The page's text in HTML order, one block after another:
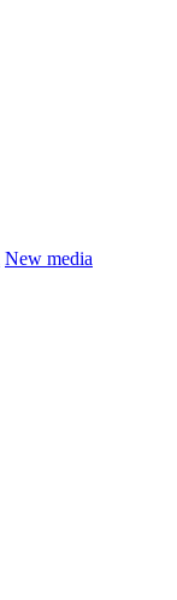
New media